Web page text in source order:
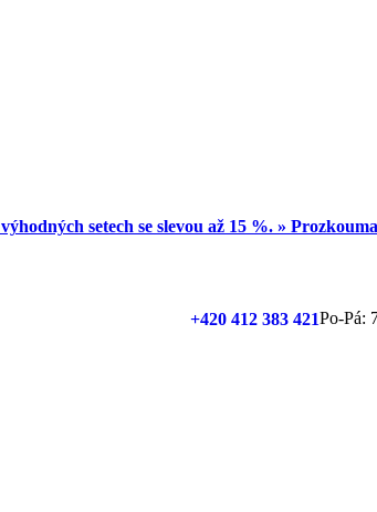
setech se slevou až 15 %. »
+420 412 383 421Po-Pá: